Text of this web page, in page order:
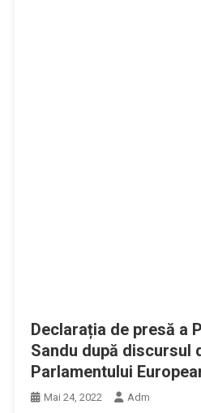
Declarația de presă a
Sandu după discursul
Parlamentului
Mai 24, 2022 Adm